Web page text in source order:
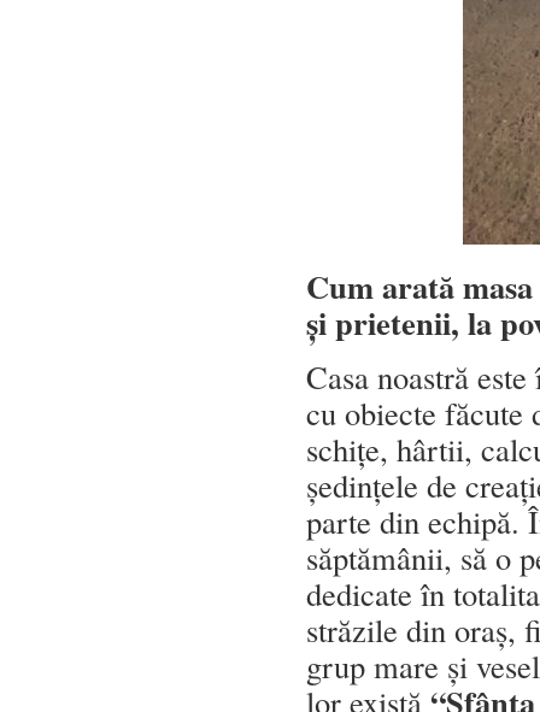
Cum arată
și prietenii, la
Casa noastră
cu obiecte făcute
schițe, hârtii,
ședințele de
parte din echipă.
săptămânii, să o
dedicate în
străzile din oraș,
grup mare și
lor există